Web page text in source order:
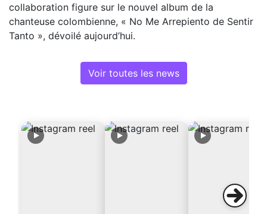
collaboration figure sur le nouvel album de la
chanteuse colombienne, « No Me Arrepiento de Sentir
Tanto », dévoilé aujourd’hui.
Voir toutes les news